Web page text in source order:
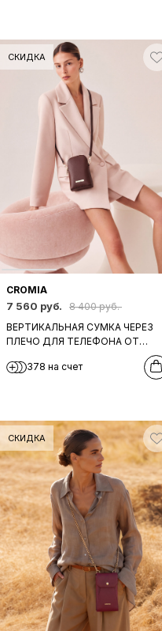
СКИДКА
CROMIA
7 560 руб.
8 400 руб.
ВЕРТИКАЛЬНАЯ СУМКА ЧЕРЕЗ
ПЛЕЧО ДЛЯ ТЕЛЕФОНА ОТ
БОРДОВО-КОРИЧНЕВОЙ КОЖИ
378 на счет
СКИДКА